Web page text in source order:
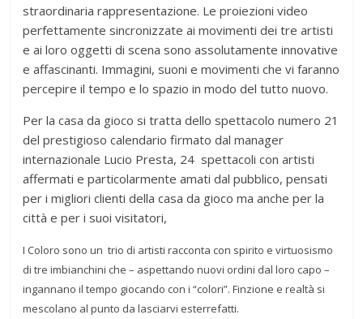
straordinaria rappresentazione. Le proiezioni video
perfettamente sincronizzate ai movimenti dei tre artisti
e ai loro oggetti di scena sono assolutamente innovative
e affascinanti. Immagini, suoni e movimenti che vi faranno
percepire il tempo e lo spazio in modo del tutto nuovo.
Per la casa da gioco si tratta dello spettacolo numero 21
del prestigioso calendario firmato dal manager
internazionale Lucio Presta, 24 spettacoli con artisti
affermati e particolarmente amati dal pubblico, pensati
per i migliori clienti della casa da gioco ma anche per la
città e per i suoi visitatori,
I Coloro sono un trio di artisti racconta con spirito e virtuosismo
di tre imbianchini che – aspettando nuovi ordini dal loro capo –
ingannano il tempo giocando con i “colori”. Finzione e realtà si
mescolano al punto da lasciarvi esterrefatti.